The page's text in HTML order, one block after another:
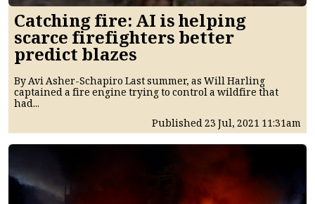
Catching fire: AI is helping
scarce firefighters better
predict blazes
By Avi Asher-Schapiro Last summer, as Will Harling
captained a fire engine trying to control a wildfire that
had...
Published23 Jul, 2021 11:31am